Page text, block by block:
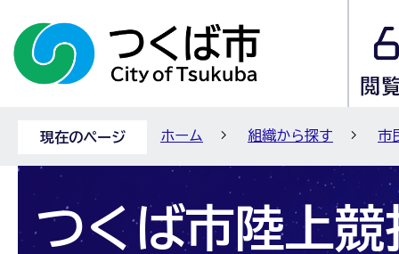
現在のページ ホーム 組織から探す 市
つくば市陸上競